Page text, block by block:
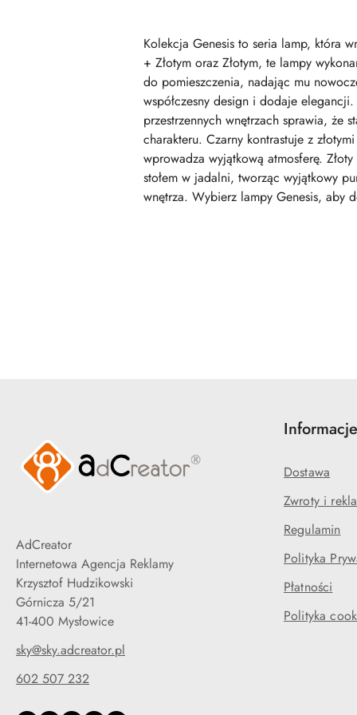
Kolekcja Genesis to seria lamp, która
+ Złotym oraz Złotym, te lampy
do pomieszczenia, nadając mu
współczesny design i dodaje
przestrzennych wnętrzach sprawia, że
charakteru. Czarny kontrastuje z
wprowadza wyjątkową atmosferę.
stołem w jadalni, tworząc wyjątkowy
wnętrza. Wybierz lampy Genesis, aby
AdCreator
Internetowa Agencja Reklamy
Krzysztof Hudzikowski
Górnicza 5/21
41-400 Mysłowice
sky@sky.adcreator.pl
602 507 232
Informacje
Dostawa
Zwroty i
Regulamin
Polityka
Płatności
Polityka